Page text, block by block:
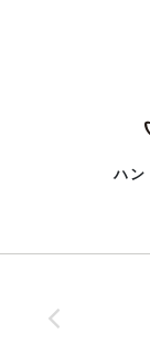
ハ